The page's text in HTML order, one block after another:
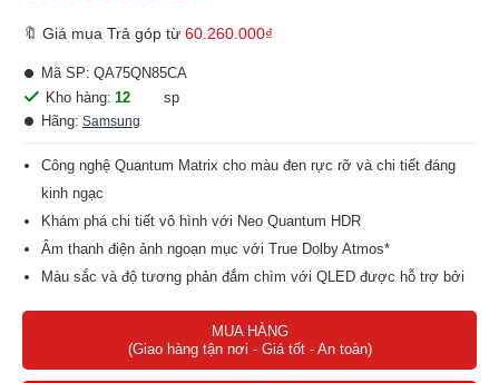
🔖 Giá mua Trả góp từ 60.260.000₫
Kho hàng: 12
sp
Hãng: Samsung
Mã SP: QA75QN85CA
Công nghệ Quantum Matrix cho màu đen rực rỡ và chi tiết đáng
kinh ngạc
Khám phá chi tiết vô hình với Neo Quantum HDR
Âm thanh điện ảnh ngoạn mục với True Dolby Atmos*
Màu sắc và độ tương phản đắm chìm với QLED được hỗ trợ bởi
MUA HÀNG
(Giao hàng tận nơi - Giá tốt - An toàn)